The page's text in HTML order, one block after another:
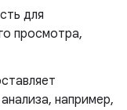
для
просмотра,
например,